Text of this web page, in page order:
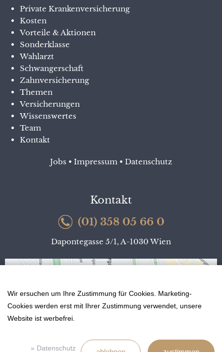
Private Krankenversicherung
Kosten
Vorteile & Aktionen
Sonderklasse
Wahlarzt
Schwangerschaft
Zahnversicherung
Themen
Versicherungen
Wissenswertes
Team
Kontakt
Jobs • Impressum • Datenschutz
Kontakt
(01) 358 05 66 0
Dapontegasse 5/1, A-1030 Wien
Wir ersuchen um Ihre Zustimmung für Cookies. Marketing-
Cookies werden erst mit Ihrer Zustimmung verwendet, unsere
Website ist werbefrei.
» Datenschutz